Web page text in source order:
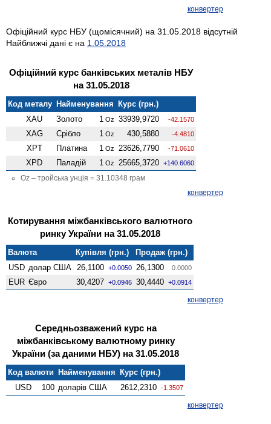
конвертер
Офіційний курс НБУ (щомісячний) на 31.05.2018 відсутній
Найближчі дані є на 1.05.2018
Офіційний курс банківських металів НБУ
на 31.05.2018
Код металу Найменування Курс (грн.)
XAU
Золото 1 Oz 33939,9720 -42.1570
XAG Срібло 1 Oz 430,5880 -4.4810
XPT Платина 1 Oz 23626,7790 -71.0610
XPD Паладій 1 Oz 25665,3720 +140.6060
Oz – тройська унція = 31.10348 грам
конвертер
Котирування міжбанківського валютного
ринку України на 31.05.2018
Валюта Купівля (грн.)
Продаж (грн.)
USD долар США 26,1100 +0.0050 26,1300 0.0000
EUR Євро 30,4207 +0.0946 30,4440 +0.0914
конвертер
Середньозважений курс на
міжбанківському валютному ринку
України (за даними НБУ) на 31.05.2018
Код валюти Найменування Курс (грн.)
USD
100 доларів США 2612,2310 -1.3507
конвертер